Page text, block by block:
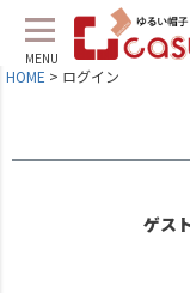
MENU
HOME ログイン
ゲス